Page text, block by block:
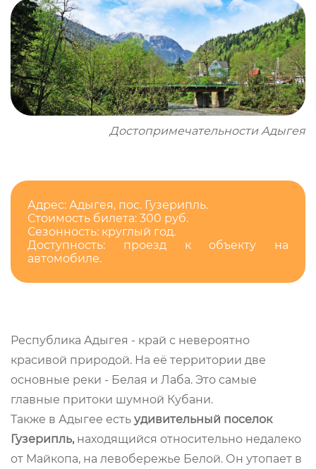
Достопримечательности Адыгея
Адрес: Адыгея, пос. Гузерипль.
Стоимость билета: 300 руб.
Сезонность: круглый год.
Доступность: проезд к объекту на
автомобиле.
Республика Адыгея - край с невероятно
красивой природой. На её территории две
основные реки - Белая и Лаба. Это самые
главные притоки шумной Кубани.
Также в Адыгее есть удивительный поселок
Гузерипль,находящийся относительно недалеко
от Майкопа, на левобережье Белой. Он утопает в